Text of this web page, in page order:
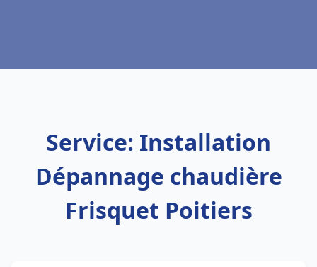
Service: Installation
Dépannage chaudière
Frisquet Poitiers